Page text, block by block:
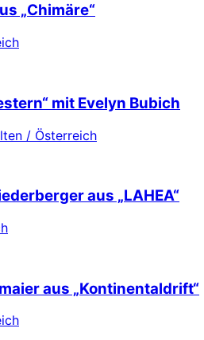
„Chimäre“
mit Evelyn Bubich
/ Österreich
aus „LAHEA“
aus „Kontinentaldrift“